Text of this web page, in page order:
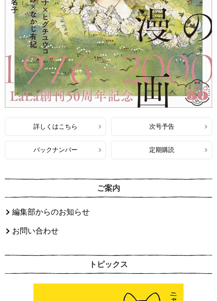
詳しくはこちら 次号予告
バックナンバー 定期購読
ご案内
編集部からのお知らせ
お問い合わせ
トピックス